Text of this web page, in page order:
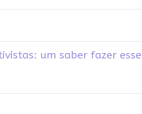
um saber fazer